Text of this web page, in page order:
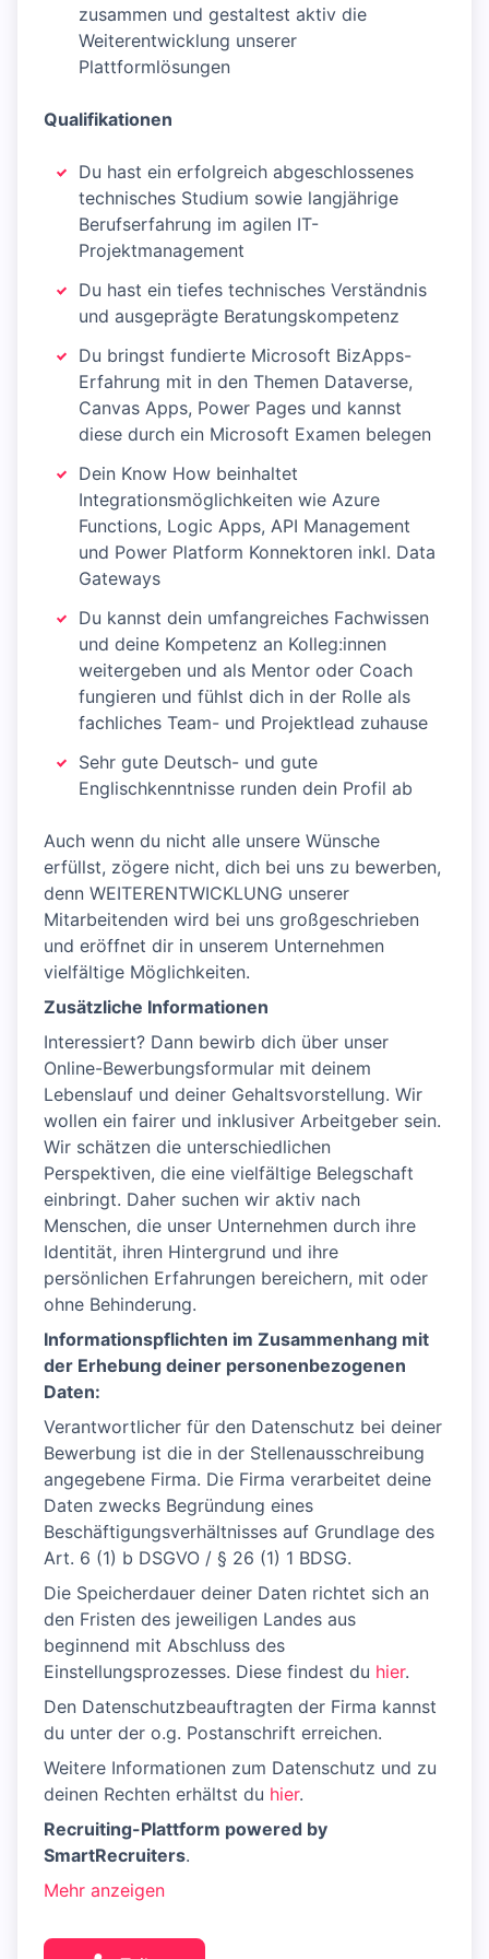
zusammen und gestaltest aktiv die
Weiterentwicklung unserer
Plattformlösungen
Qualifikationen
Du hast ein erfolgreich abgeschlossenes
technisches Studium sowie langjährige
Berufserfahrung im agilen IT-
Projektmanagement
Du hast ein tiefes technisches Verständnis
und ausgeprägte Beratungskompetenz
Du bringst fundierte Microsoft BizApps-
Erfahrung mit in den Themen Dataverse,
Canvas Apps, Power Pages und kannst
diese durch ein Microsoft Examen belegen
Dein Know How beinhaltet
Integrationsmöglichkeiten wie Azure
Functions, Logic Apps, API Management
und Power Platform Konnektoren inkl. Data
Gateways
Du kannst dein umfangreiches Fachwissen
und deine Kompetenz an Kolleg:innen
weitergeben und als Mentor oder Coach
fungieren und fühlst dich in der Rolle als
fachliches Team- und Projektlead zuhause
Sehr gute Deutsch- und gute
Englischkenntnisse runden dein Profil ab
Auch wenn du nicht alle unsere Wünsche
erfüllst, zögere nicht, dich bei uns zu bewerben,
denn WEITERENTWICKLUNG unserer
Mitarbeitenden wird bei uns großgeschrieben
und eröffnet dir in unserem Unternehmen
vielfältige Möglichkeiten.
Zusätzliche Informationen
Interessiert? Dann bewirb dich über unser
Online-Bewerbungsformular mit deinem
Lebenslauf und deiner Gehaltsvorstellung. Wir
wollen ein fairer und inklusiver Arbeitgeber sein.
Wir schätzen die unterschiedlichen
Perspektiven, die eine vielfältige Belegschaft
einbringt. Daher suchen wir aktiv nach
Menschen, die unser Unternehmen durch ihre
Identität, ihren Hintergrund und ihre
persönlichen Erfahrungen bereichern, mit oder
ohne Behinderung.
Informationspflichten im Zusammenhang mit
der Erhebung deiner personenbezogenen
Daten:
Verantwortlicher für den Datenschutz bei deiner
Bewerbung ist die in der Stellenausschreibung
angegebene Firma. Die Firma verarbeitet deine
Daten zwecks Begründung eines
Beschäftigungsverhältnisses auf Grundlage des
Art. 6 (1) b DSGVO / § 26 (1) 1 BDSG.
Die Speicherdauer deiner Daten richtet sich an
den Fristen des jeweiligen Landes aus
beginnend mit Abschluss des
Einstellungsprozesses. Diese findest du hier.
Den Datenschutzbeauftragten der Firma kannst
du unter der o.g. Postanschrift erreichen.
Weitere Informationen zum Datenschutz und zu
deinen Rechten erhältst du hier.
Recruiting-Plattform powered by
SmartRecruiters.
Mehr anzeigen